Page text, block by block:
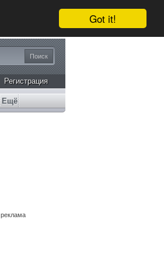
Got it!
Регистрация
Ещё
реклама